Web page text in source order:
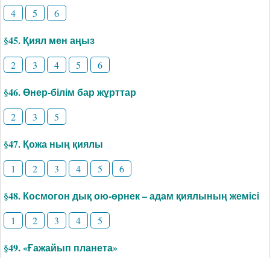
4 5 6
§45. Қиял мен аңыз
2 3 4 5 6
§46. Өнер-білім бар жұрттар
2 3 5
§47. Қожа ның қиялы
1 2 3 4 5 6
§48. Космогон дық ою-өрнек – адам қиялының жемісі
1 2 3 4 5
§49. «Ғажайып планета»